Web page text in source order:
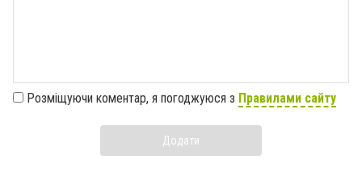
Розміщуючи коментар, я погоджуюся з Правилами сайту
Додати